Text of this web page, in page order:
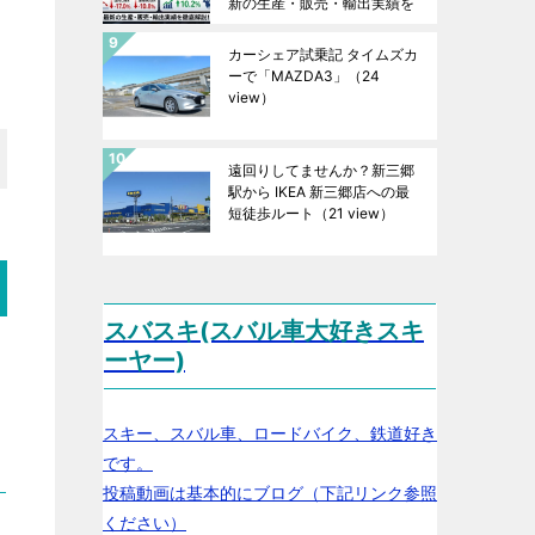
カーシェア試乗記 タイムズカ
ーで「MAZDA3」
（24
view）
遠回りしてませんか？新三郷
駅から IKEA 新三郷店への最
短徒歩ルート
（21 view）
スバスキ(スバル車大好きスキ
ーヤー)
スキー、スバル車、ロードバイク、鉄道好き
です。
投稿動画は基本的にブログ（下記リンク参照
ください）